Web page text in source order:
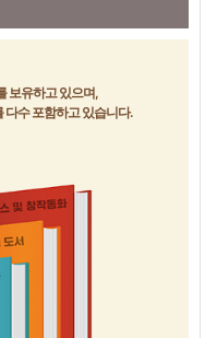
보유하고 있으며,
다수 포함하고 있습니다.